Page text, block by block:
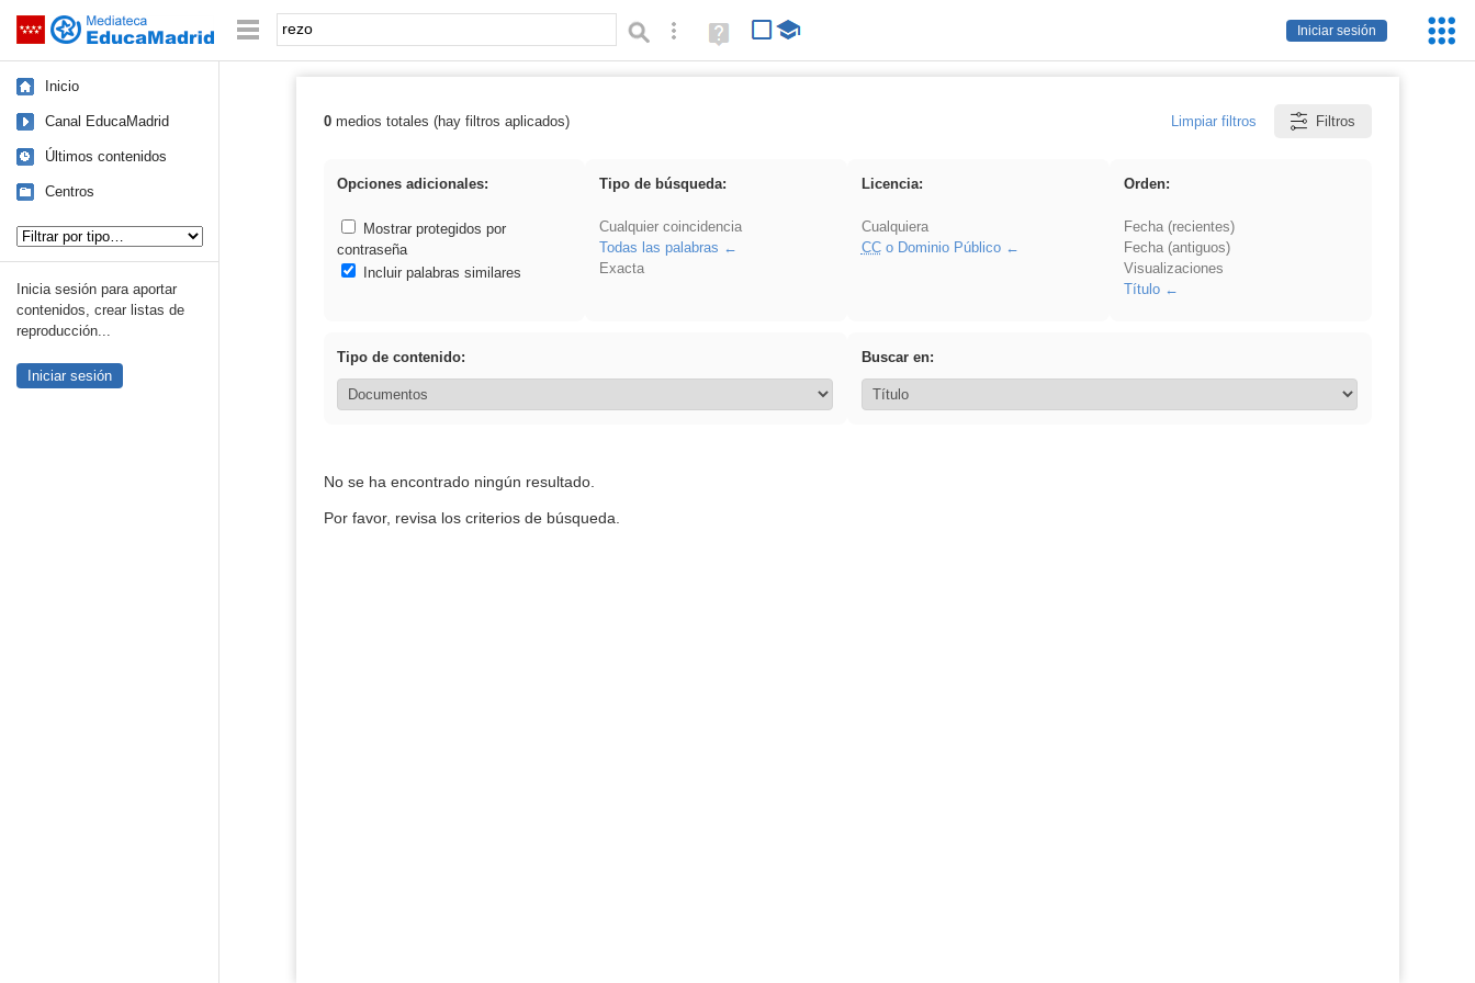
Saltar navegación
Iniciar sesión
Palabra o frase: Búsqueda avanzada
Ayuda
(en
Inicio
Canal EducaMadrid
Últimos contenidos
Centros
Inicia sesión para aportar
contenidos, crear listas de
reproducción...
Iniciar sesión
Resultados de: rezo
0medios totales (hay filtros aplicados) Limpiar filtros Filtros
Opciones adicionales:
Mostrar protegidos por
contraseña
Incluir palabras similares
Tipo de búsqueda:
Cualquier coincidencia
Todas las palabras
Exacta
Licencia:
Cualquiera
CCo Dominio Público
Orden:
Fecha (recientes)
Fecha (antiguos)
Visualizaciones
Título
Tipo de contenido: Buscar en:
No se ha encontrado ningún resultado.
Por favor, revisa los criterios de búsqueda.